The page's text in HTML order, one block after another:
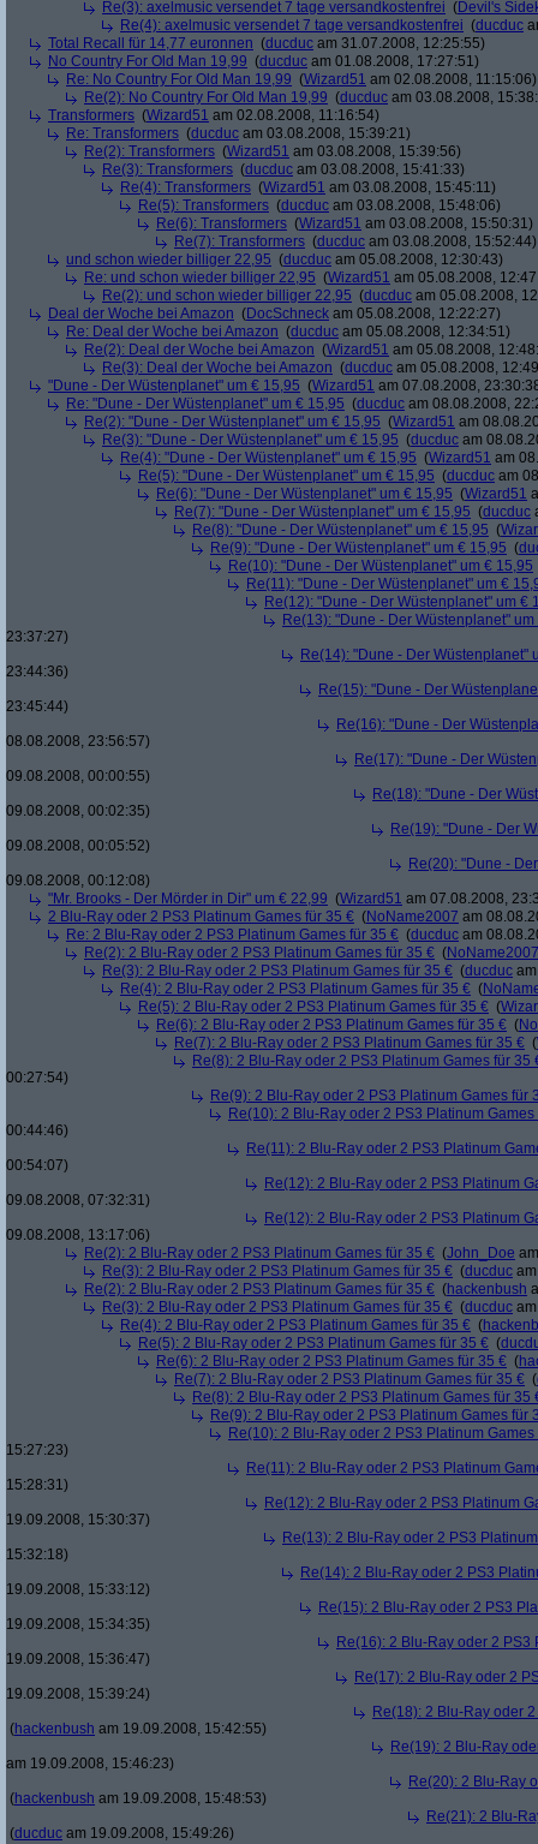
Re(3): axelmusic versendet 7 tage versandkostenfrei (Devil's
Re(4): axelmusic versendet 7 tage versandkostenfrei (ducduc
Total Recall für 14,77 euronnen (ducduc am 31.07.2008, 12:25:55)
No Country For Old Man 19,99 (ducduc am 01.08.2008, 17:27:51)
Re: No Country For Old Man 19,99 (Wizard51 am 02.08.2008, 11:15:06)
Re(2): No Country For Old Man 19,99 (ducduc am 03.08.2008,
Transformers (Wizard51 am 02.08.2008, 11:16:54)
Re: Transformers (ducduc am 03.08.2008, 15:39:21)
Re(2): Transformers (Wizard51 am 03.08.2008, 15:39:56)
Re(3): Transformers (ducduc am 03.08.2008, 15:41:33)
Re(4): Transformers (Wizard51 am 03.08.2008, 15:45:11)
Re(5): Transformers (ducduc am 03.08.2008, 15:48:06)
Re(6): Transformers (Wizard51 am 03.08.2008, 15:50:31)
Re(7): Transformers (ducduc am 03.08.2008, 15:52:44)
und schon wieder billiger 22,95 (ducduc am 05.08.2008, 12:30:43)
Re: und schon wieder billiger 22,95 (Wizard51 am 05.08.2008,
Re(2): und schon wieder billiger 22,95 (ducduc am 05.08.2008,
Deal der Woche bei Amazon (DocSchneck am 05.08.2008, 12:22:27)
Re: Deal der Woche bei Amazon (ducduc am 05.08.2008, 12:34:51)
Re(2): Deal der Woche bei Amazon (Wizard51 am 05.08.2008,
Re(3): Deal der Woche bei Amazon (ducduc am 05.08.2008,
"Dune - Der Wüstenplanet" um € 15,95 (Wizard51 am 07.08.2008,
Re: "Dune - Der Wüstenplanet" um € 15,95 (ducduc am 08.08.2008,
Re(2): "Dune - Der Wüstenplanet" um € 15,95 (Wizard51 am
Re(3): "Dune - Der Wüstenplanet" um € 15,95 (ducduc am
Re(4): "Dune - Der Wüstenplanet" um € 15,95 (Wizard51 am
Re(5): "Dune - Der Wüstenplanet" um € 15,95 (ducduc am
Re(6): "Dune - Der Wüstenplanet" um € 15,95 (Wizard51
Re(7): "Dune - Der Wüstenplanet" um € 15,95 (ducduc
Re(8): "Dune - Der Wüstenplanet" um € 15,95 (
Re(9): "Dune - Der Wüstenplanet" um € 15,95 (
Re(10): "Dune - Der Wüstenplanet" um € 15,95
Re(11): "Dune - Der Wüstenplanet" um €
Re(12): "Dune - Der Wüstenplanet" um €
Re(13): "Dune - Der Wüstenplanet"
23:37:27)
Re(14): "Dune - Der Wüstenplanet"
23:44:36)
Re(15): "Dune - Der
23:45:44)
Re(16): "Dune - Der
08.08.2008, 23:56:57)
Re(17): "Dune - Der
09.08.2008, 00:00:55)
Re(18): "Dune - Der
09.08.2008, 00:02:35)
Re(19): "Dune - Der
09.08.2008, 00:05:52)
Re(20): "Dune -
09.08.2008, 00:12:08)
"Mr. Brooks - Der Mörder in Dir" um € 22,99 (Wizard51 am 07.08.2008,
2 Blu-Ray oder 2 PS3 Platinum Games für 35 € (NoName2007 am
Re: 2 Blu-Ray oder 2 PS3 Platinum Games für 35 € (ducduc am
Re(2): 2 Blu-Ray oder 2 PS3 Platinum Games für 35 € (NoName2007
Re(3): 2 Blu-Ray oder 2 PS3 Platinum Games für 35 € (ducduc
Re(4): 2 Blu-Ray oder 2 PS3 Platinum Games für 35 € (
Re(5): 2 Blu-Ray oder 2 PS3 Platinum Games für 35 € (
Re(6): 2 Blu-Ray oder 2 PS3 Platinum Games für 35 € (
Re(7): 2 Blu-Ray oder 2 PS3 Platinum Games für 35 € (
Re(8): 2 Blu-Ray oder 2 PS3 Platinum Games für 35
00:27:54)
Re(9): 2 Blu-Ray oder 2 PS3 Platinum Games für
Re(10): 2 Blu-Ray oder 2 PS3 Platinum Games
00:44:46)
Re(11): 2 Blu-Ray oder 2 PS3 Platinum
00:54:07)
Re(12): 2 Blu-Ray oder 2 PS3 Platinum
09.08.2008, 07:32:31)
Re(12): 2 Blu-Ray oder 2 PS3 Platinum
09.08.2008, 13:17:06)
Re(2): 2 Blu-Ray oder 2 PS3 Platinum Games für 35 € (John_Doe
Re(3): 2 Blu-Ray oder 2 PS3 Platinum Games für 35 € (ducduc
Re(2): 2 Blu-Ray oder 2 PS3 Platinum Games für 35 € (hackenbush
Re(3): 2 Blu-Ray oder 2 PS3 Platinum Games für 35 € (ducduc
Re(4): 2 Blu-Ray oder 2 PS3 Platinum Games für 35 € (
Re(5): 2 Blu-Ray oder 2 PS3 Platinum Games für 35 € (
Re(6): 2 Blu-Ray oder 2 PS3 Platinum Games für 35 € (
Re(7): 2 Blu-Ray oder 2 PS3 Platinum Games für 35 € (
Re(8): 2 Blu-Ray oder 2 PS3 Platinum Games für 35
Re(9): 2 Blu-Ray oder 2 PS3 Platinum Games für
Re(10): 2 Blu-Ray oder 2 PS3 Platinum Games
15:27:23)
Re(11): 2 Blu-Ray oder 2 PS3 Platinum
15:28:31)
Re(12): 2 Blu-Ray oder 2 PS3 Platinum
19.09.2008, 15:30:37)
Re(13): 2 Blu-Ray oder 2 PS3
15:32:18)
Re(14): 2 Blu-Ray oder 2 PS3
19.09.2008, 15:33:12)
Re(15): 2 Blu-Ray oder 2 PS3
19.09.2008, 15:34:35)
Re(16): 2 Blu-Ray oder 2 PS3
19.09.2008, 15:36:47)
Re(17): 2 Blu-Ray oder 2
19.09.2008, 15:39:24)
Re(18): 2 Blu-Ray oder
(hackenbush am 19.09.2008, 15:42:55)
Re(19): 2 Blu-Ray
am 19.09.2008, 15:46:23)
Re(20): 2 Blu-Ray
(hackenbush am 19.09.2008, 15:48:53)
Re(21): 2 Blu-
(ducduc am 19.09.2008, 15:49:26)